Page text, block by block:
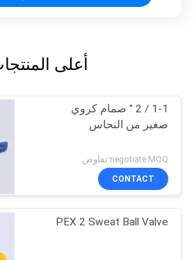
أعلى
1-1 / 2 '' صمام كروي
صغير من النحاس
negotiate MOQ:تفاوض
CONTACT
PEX 2 Sweat Ball Valve